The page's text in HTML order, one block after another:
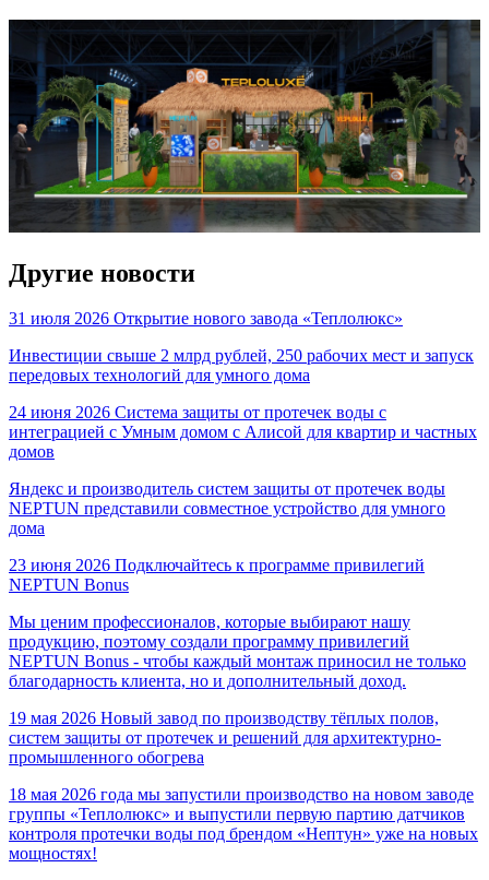
Другие новости
31 июля 2026 Открытие нового завода «Теплолюкс»
Инвестиции свыше 2 млрд рублей, 250 рабочих мест и запуск
передовых технологий для умного дома
24 июня 2026 Cистема защиты от протечек воды с
интеграцией с Умным домом с Алисой для квартир и частных
домов
Яндекс и производитель систем защиты от протечек воды
NEPTUN представили совместное устройство для умного
дома
23 июня 2026 Подключайтесь к программе привилегий
NEPTUN Bonus
Мы ценим профессионалов, которые выбирают нашу
продукцию, поэтому создали программу привилегий
NEPTUN Bonus - чтобы каждый монтаж приносил не только
благодарность клиента, но и дополнительный доход.
19 мая 2026 Новый завод по производству тёплых полов,
систем защиты от протечек и решений для архитектурно-
промышленного обогрева
18 мая 2026 года мы запустили производство на новом заводе
группы «Теплолюкс» и выпустили первую партию датчиков
контроля протечки воды под брендом «Нептун» уже на новых
мощностях!